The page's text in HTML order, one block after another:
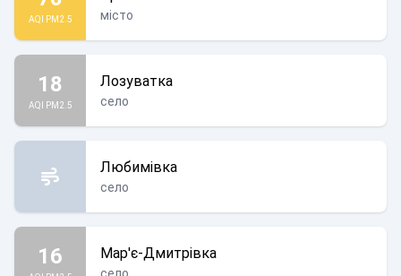
AQI PM2.5 місто
18
AQI PM2.5
Лозуватка
село
Любимівка
село
16 Мар'є-Дмитрівка